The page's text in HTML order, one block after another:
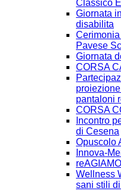
Classico
Giornata
disabilita
Pavese
Giornata
CORSA
pantaloni
CORSA
Incontro
di Cesena
Opuscolo
Innova-
reAGIAMO
Wellness
sani stili